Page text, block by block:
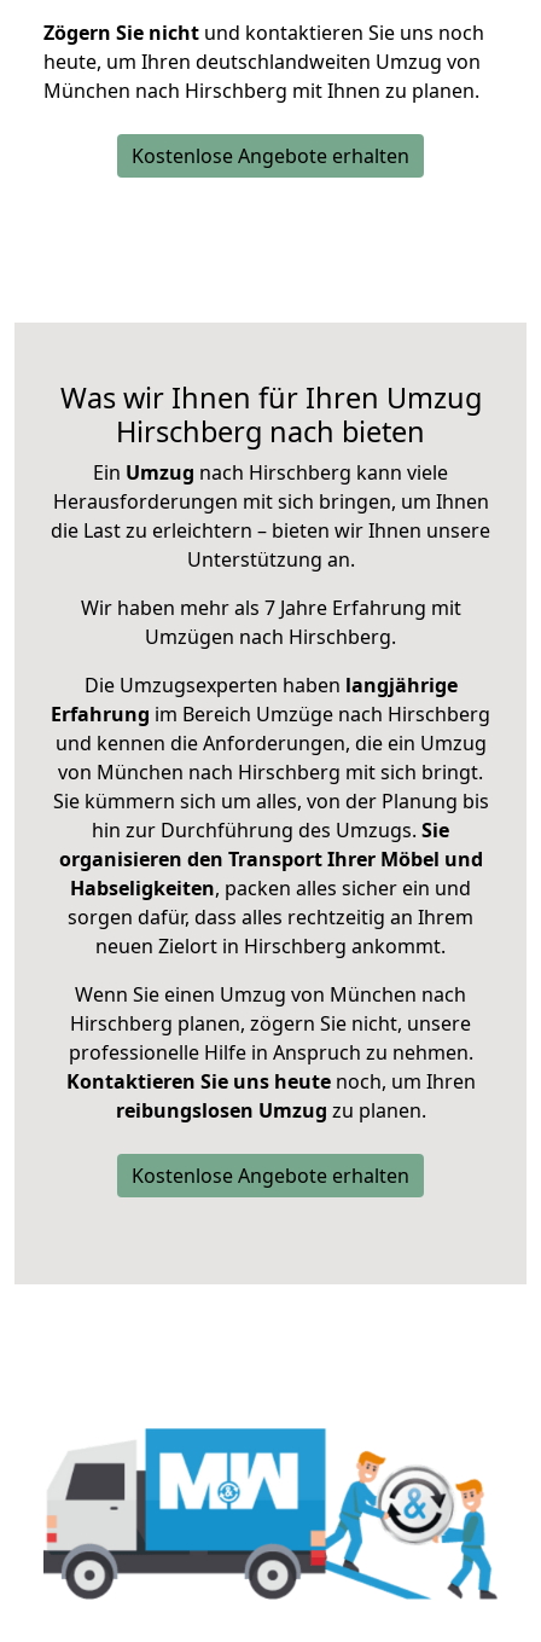
Zögern Sie nicht und kontaktieren Sie uns noch
heute, um Ihren deutschlandweiten Umzug von
München nach Hirschberg mit Ihnen zu planen.
Kostenlose Angebote erhalten
Was wir Ihnen für Ihren Umzug
Hirschberg nach bieten
Ein Umzug nach Hirschberg kann viele
Herausforderungen mit sich bringen, um Ihnen
die Last zu erleichtern – bieten wir Ihnen unsere
Unterstützung an.
Wir haben mehr als 7 Jahre Erfahrung mit
Umzügen nach Hirschberg.
Die Umzugsexperten haben langjährige
Erfahrung im Bereich Umzüge nach Hirschberg
und kennen die Anforderungen, die ein Umzug
von München nach Hirschberg mit sich bringt.
Sie kümmern sich um alles, von der Planung bis
hin zur Durchführung des Umzugs. Sie
organisieren den Transport Ihrer Möbel und
Habseligkeiten, packen alles sicher ein und
sorgen dafür, dass alles rechtzeitig an Ihrem
neuen Zielort in Hirschberg ankommt.
Wenn Sie einen Umzug von München nach
Hirschberg planen, zögern Sie nicht, unsere
professionelle Hilfe in Anspruch zu nehmen.
Kontaktieren Sie uns heutenoch, um Ihren
reibungslosen Umzug zu planen.
Kostenlose Angebote erhalten